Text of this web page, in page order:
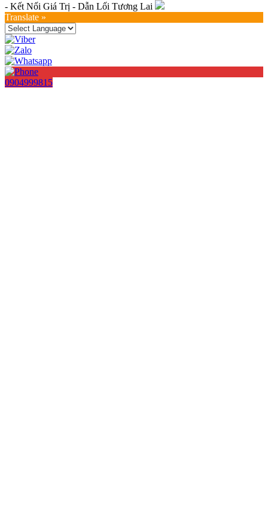
- Kết Nối Giá Trị - Dẫn Lối Tương Lai
Translate »
0904999815